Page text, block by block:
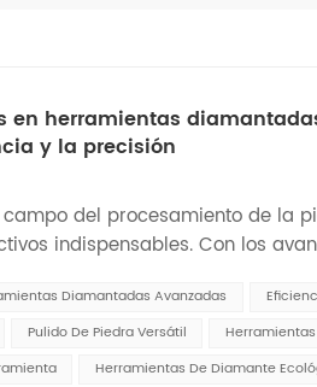
en herramientas
y la precisión
del procesamiento de la
indispensables. Con los
Diamantadas Avanzadas
Pulido De Piedra Versátil
Herramientas De Diamante